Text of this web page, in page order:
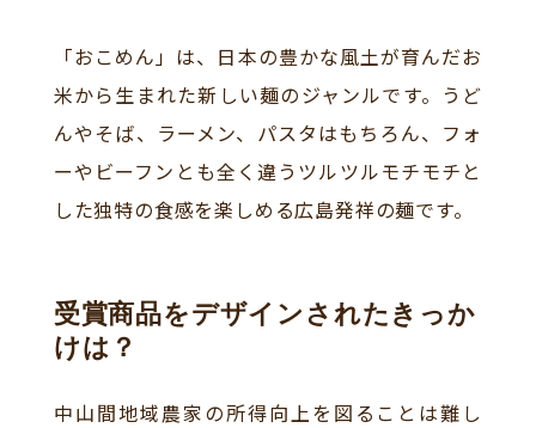
「おこめん」は、日本の豊かな風土が育んだお
米から生まれた新しい麺のジャンルです。うど
んやそば、ラーメン、パスタはもちろん、フォ
ーやビーフンとも全く違うツルツルモチモチと
した独特の食感を楽しめる広島発祥の麺です。
受賞商品をデザインされたきっか
けは？
中山間地域農家の所得向上を図ることは難し